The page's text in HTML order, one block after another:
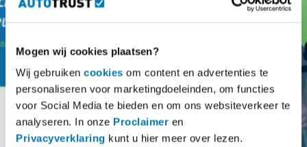
Mogen wij cookies plaatsen?
Wij gebruiken cookies om content en advertenties te
personaliseren voor marketingdoeleinden, om functies
voor Social Media te bieden en om ons websiteverkeer te
analyseren. In onze Proclaimer en
Privacyverklaring kunt u hier meer over lezen.